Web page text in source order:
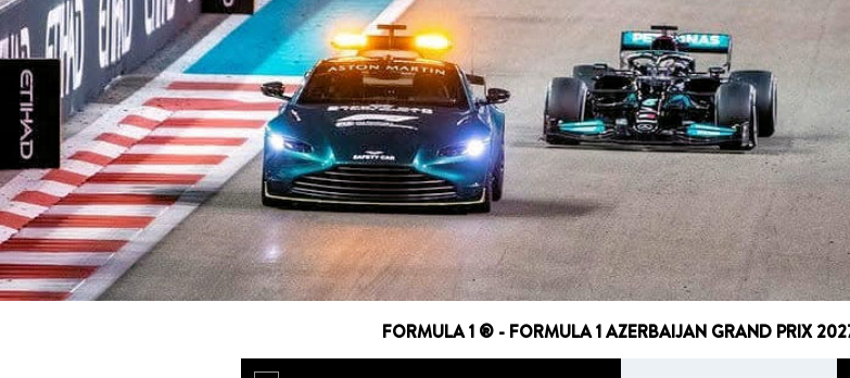
FORMULA 1 ® - FORMULA 1 AZERBAIJAN GRAND PRIX